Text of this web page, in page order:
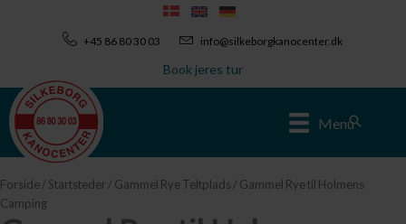
+45 86 80 30 03 info@silkeborgkanocenter.dk
Book jeres tur
Menu
Forside/ Startsteder / Gammel Rye Teltplads / Gammel Rye til Holmens
Camping